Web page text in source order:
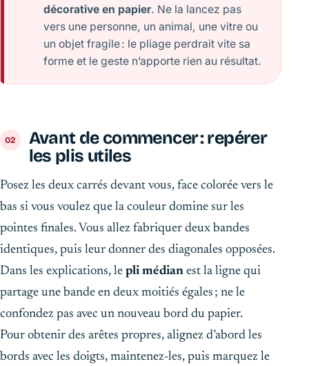
décorative en papier. Ne la lancez pas
vers une personne, un animal, une vitre ou
un objet fragile : le pliage perdrait vite sa
forme et le geste n’apporte rien au résultat.
Avant de commencer : repérer
les plis utiles
Posez les deux carrés devant vous, face colorée vers le
bas si vous voulez que la couleur domine sur les
pointes finales. Vous allez fabriquer deux bandes
identiques, puis leur donner des diagonales opposées.
Dans les explications, le pli médian est la ligne qui
partage une bande en deux moitiés égales ; ne le
confondez pas avec un nouveau bord du papier.
Pour obtenir des arêtes propres, alignez d’abord les
bords avec les doigts, maintenez-les, puis marquez le